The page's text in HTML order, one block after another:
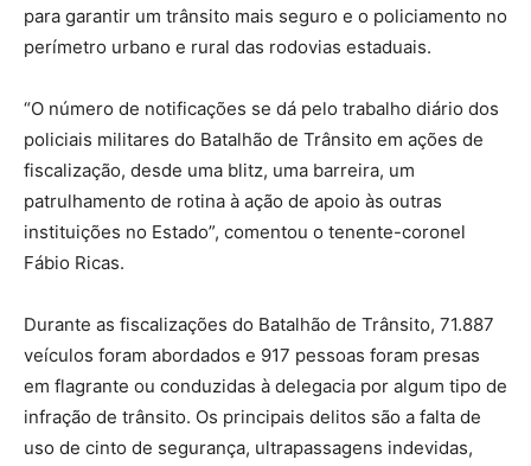
para garantir um trânsito mais seguro e o policiamento no
perímetro urbano e rural das rodovias estaduais.
“O número de notificações se dá pelo trabalho diário dos
policiais militares do Batalhão de Trânsito em ações de
fiscalização, desde uma blitz, uma barreira, um
patrulhamento de rotina à ação de apoio às outras
instituições no Estado”, comentou o tenente-coronel
Fábio Ricas.
Durante as fiscalizações do Batalhão de Trânsito, 71.887
veículos foram abordados e 917 pessoas foram presas
em flagrante ou conduzidas à delegacia por algum tipo de
infração de trânsito. Os principais delitos são a falta de
uso de cinto de segurança, ultrapassagens indevidas,